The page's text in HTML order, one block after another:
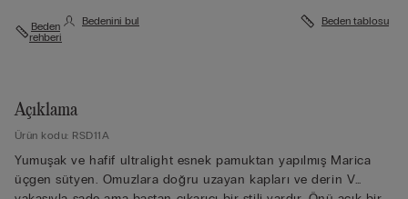
Beden
rehberi
Bedenini bul Beden tablosu
Açıklama
Ürün kodu: RSD11A
Yumuşak ve hafif ultralight esnek pamuktan yapılmış Marica
üçgen sütyen. Omuzlara doğru uzayan kapları ve derin V